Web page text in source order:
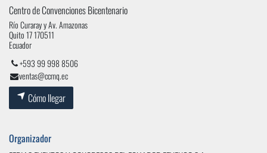
Centro de Convenciones Bicentenario
Río Curaray y Av. Amazonas
Quito 17 170511
Ecuador
+593 99 998 8506
ventas@ccmq.ec
Cómo llegar
Organizador